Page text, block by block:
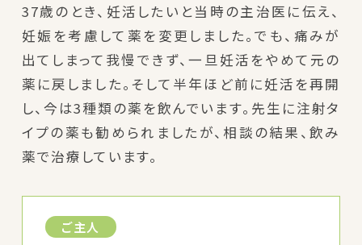
37歳のとき、妊活したいと当時の主治医に伝え、
妊娠を考慮して薬を変更しました。でも、痛みが
出てしまって我慢できず、一旦妊活をやめて元の
薬に戻しました。そして半年ほど前に妊活を再開
し、今は3種類の薬を飲んでいます。先生に注射タ
イプの薬も勧められましたが、相談の結果、飲み
薬で治療しています。
ご主人